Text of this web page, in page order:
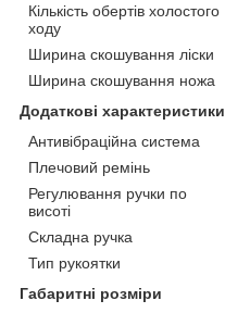
Кількість обертів холостого
ходу
Ширина скошування ліски
Ширина скошування ножа
Додаткові характеристики
Антивібраційна система
Плечовий ремінь
Регулювання ручки по
висоті
Складна ручка
Тип рукоятки
Габаритні розміри